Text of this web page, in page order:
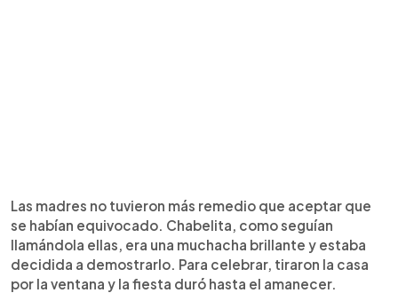
Las madres no tuvieron más remedio que aceptar que
se habían equivocado. Chabelita, como seguían
llamándola ellas, era una muchacha brillante y estaba
decidida a demostrarlo. Para celebrar, tiraron la casa
por la ventana y la fiesta duró hasta el amanecer.